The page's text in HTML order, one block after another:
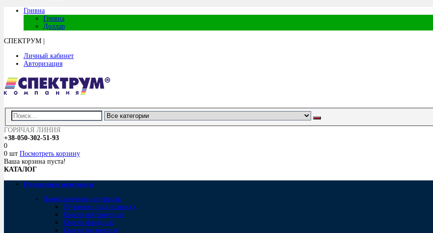
Гривна
Гривна
Доллар
СПЕКТРУМ
Личный кабинет
Авторизация
ГОРЯЧАЯ ЛИНИЯ
+38-050-302-51-93
0
0 шт Посмотреть корзину
Ваша корзина пуста!
КАТАЛОГ
Отделочные материалы
Лакокрасочные материалы
Грунтовки под покраску
Краски интерьерные
Краски фасадные
Краски по металлу